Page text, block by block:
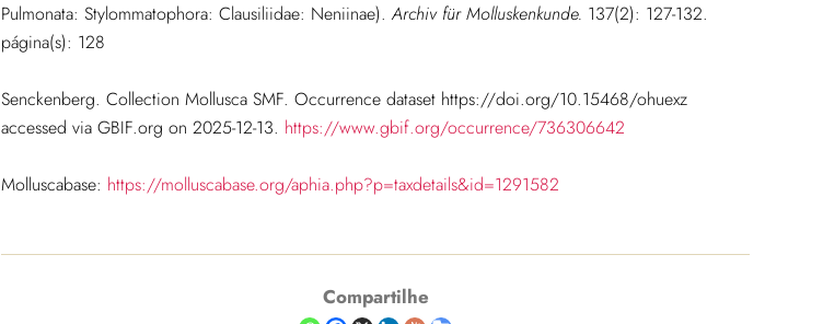
Pulmonata: Stylommatophora: Clausiliidae: Neniinae). Archiv für Molluskenkunde. 137(2): 127-132.
página(s): 128
Senckenberg. Collection Mollusca SMF. Occurrence dataset https://doi.org/10.15468/ohuexz
accessed via GBIF.org on 2025-12-13. https://www.gbif.org/occurrence/736306642
Molluscabase: https://molluscabase.org/aphia.php?p=taxdetails&id=1291582
Compartilhe